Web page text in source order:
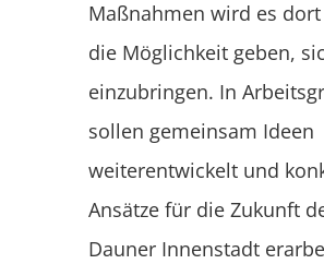
Maßnahmen wird es
die Möglichkeit geben,
einzubringen. In
sollen gemeinsam Ideen
weiterentwickelt und
Ansätze für die Zukunft
Dauner Innenstadt